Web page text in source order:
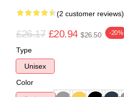
(2 customer reviews)
£26.17 £20.94 $26.50 -20%
Type
Unisex
Color